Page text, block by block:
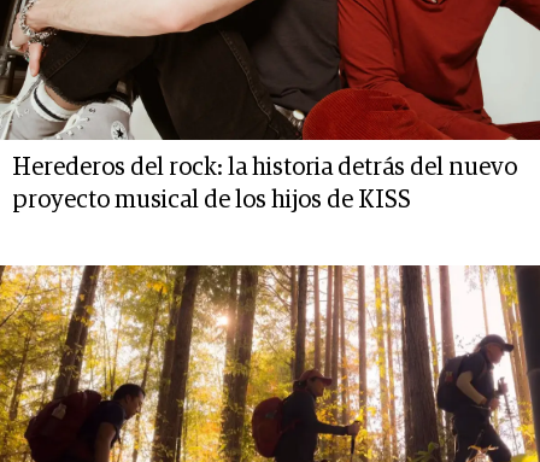
Herederos del rock: la historia detrás del nuevo
proyecto musical de los hijos de KISS